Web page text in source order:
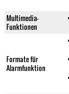
Multimedia-
Funktionen
Formate für
Alarmfunktion